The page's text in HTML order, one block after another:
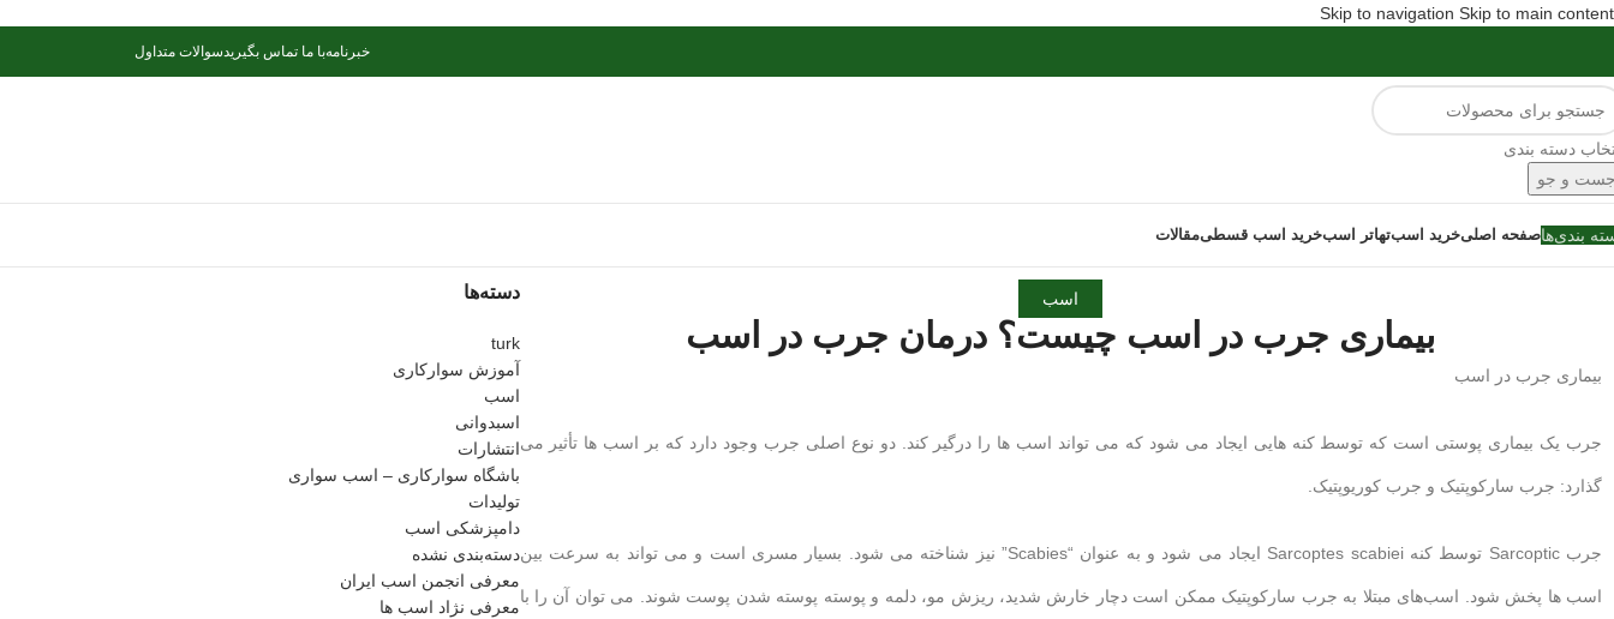
Skip to navigation Skip to main content
خبرنامهبا ما تماس بگیریدسوالات متداول
دسته بندی
و جو
بندی‌هاصفحه اصلیخرید اسبتهاتر اسبخرید اسب قسطیمقالات
اسب
بیماری جرب در اسب چیست؟ درمان جرب در اسب
بیماری جرب در اسب
جرب یک بیماری پوستی است که توسط کنه هایی ایجاد می شود که می تواند اسب ها را درگیر کند. دو نوع اصلی جرب وجود دارد که بر اسب ها تأثیر می
گذارد: جرب سارکوپتیک و جرب کوریوپتیک.
جرب Sarcoptic توسط کنه Sarcoptes scabiei ایجاد می شود و به عنوان “Scabies” نیز شناخته می شود. بسیار مسری است و می تواند به سرعت بین
اسب ها پخش شود. اسب‌های مبتلا به جرب سارکوپتیک ممکن است دچار خارش شدید، ریزش مو، دلمه و پوسته پوسته شدن پوست شوند. می توان آن را با
دسته‌ها
turk
آموزش سوارکاری
اسب
اسبدوانی
انتشارات
باشگاه سوارکاری – اسب سواری
تولیدات
دامپزشکی اسب
دسته‌بندی نشده
معرفی انجمن اسب ایران
معرفی نژاد اسب ها